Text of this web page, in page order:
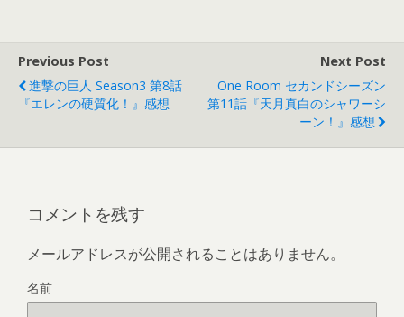
Previous Post
進撃の巨人 Season3 第8話
『エレンの硬質化！』感想
Next Post
One Room セカンドシーズン
第11話『天月真白のシャワーシ
ーン！』感想
コメントを残す
メールアドレスが公開されることはありません。
名前